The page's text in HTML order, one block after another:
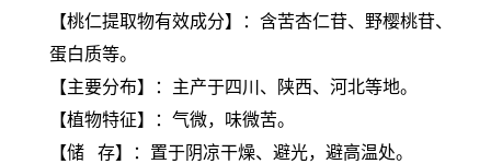
【桃仁提取物有效成分】：含苦杏仁苷、野樱桃苷、
蛋白质等。
【主要分布】：主产于四川、陕西、河北等地。
【植物特征】：气微，味微苦。
【储 存】：置于阴凉干燥、避光，避高温处。